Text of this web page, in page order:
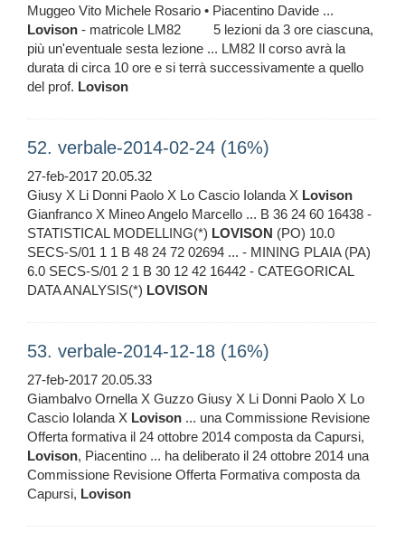
Muggeo Vito Michele Rosario • Piacentino Davide ...
Lovison - matricole LM82 5 lezioni da 3 ore ciascuna,
più un'eventuale sesta lezione ... LM82 Il corso avrà la
durata di circa 10 ore e si terrà successivamente a quello
del prof. Lovison
52. verbale-2014-02-24 (16%)
27-feb-2017 20.05.32
Giusy X Li Donni Paolo X Lo Cascio Iolanda X Lovison
Gianfranco X Mineo Angelo Marcello ... B 36 24 60 16438 -
STATISTICAL MODELLING(*) LOVISON (PO) 10.0
SECS-S/01 1 1 B 48 24 72 02694 ... - MINING PLAIA (PA)
6.0 SECS-S/01 2 1 B 30 12 42 16442 - CATEGORICAL
DATA ANALYSIS(*) LOVISON
53. verbale-2014-12-18 (16%)
27-feb-2017 20.05.33
Giambalvo Ornella X Guzzo Giusy X Li Donni Paolo X Lo
Cascio Iolanda X Lovison ... una Commissione Revisione
Offerta formativa il 24 ottobre 2014 composta da Capursi,
Lovison, Piacentino ... ha deliberato il 24 ottobre 2014 una
Commissione Revisione Offerta Formativa composta da
Capursi, Lovison